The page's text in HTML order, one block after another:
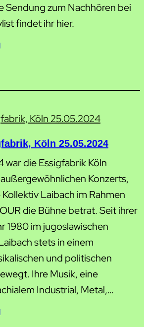
Sendung zum Nachhören bei
findet ihr hier.
Köln 25.05.2024
war die Essigfabrik Köln
Konzerts,
Laibach im Rahmen
die Bühne betrat. Seit ihrer
1980 im jugoslawischen
stets in einem
und politischen
Ihre Musik, eine
Industrial, Metal,…